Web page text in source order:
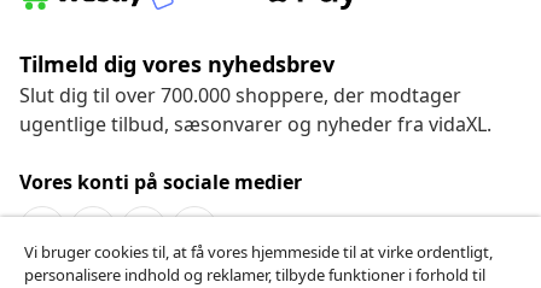
Tilmeld dig vores nyhedsbrev
Slut dig til over 700.000 shoppere, der modtager
ugentlige tilbud, sæsonvarer og nyheder fra vidaXL.
Vores konti på sociale medier
Vi bruger cookies til, at få vores hjemmeside til at virke ordentligt,
personalisere indhold og reklamer, tilbyde funktioner i forhold til